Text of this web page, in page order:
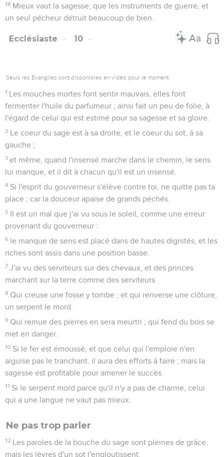
18 Mieux vaut la sagesse, que les instruments de guerre, et
un seul pécheur détruit beaucoup de bien.
Ecclésiaste 10
Seuls les Évangiles sont disponibles en vidéo pour le moment.
1 Les mouches mortes font sentir mauvais, elles font
fermenter l'huile du parfumeur ; ainsi fait un peu de folie, à
l'égard de celui qui est estimé pour sa sagesse et sa gloire.
2 Le coeur du sage est à sa droite, et le coeur du sot, à sa
gauche ;
3 et même, quand l'insensé marche dans le chemin, le sens
lui manque, et il dit à chacun qu'il est un insensé.
4 Si l'esprit du gouverneur s'élève contre toi, ne quitte pas ta
place ; car la douceur apaise de grands péchés.
5 Il est un mal que j'ai vu sous le soleil, comme une erreur
provenant du gouverneur :
6 le manque de sens est placé dans de hautes dignités, et les
riches sont assis dans une position basse.
7 J'ai vu des serviteurs sur des chevaux, et des princes
marchant sur la terre comme des serviteurs.
8 Qui creuse une fosse y tombe ; et qui renverse une clôture,
un serpent le mord.
9 Qui remue des pierres en sera meurtri ; qui fend du bois se
met en danger.
10 Si le fer est émoussé, et que celui qui l'emploie n'en
aiguise pas le tranchant, il aura des efforts à faire ; mais la
sagesse est profitable pour amener le succès.
11 Si le serpent mord parce qu'il n'y a pas de charme, celui
qui a une langue ne vaut pas mieux.
Ne pas trop parler
12 Les paroles de la bouche du sage sont pleines de grâce,
mais les lèvres d'un sot l'engloutissent.